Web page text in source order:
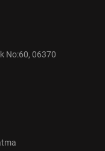
No:60, 06370